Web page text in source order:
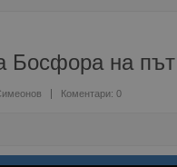
Босфора на
Коментари: 0